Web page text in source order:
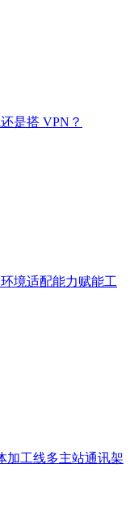
是搭 VPN？
境适配能力赋能工
加工线多主站通讯架